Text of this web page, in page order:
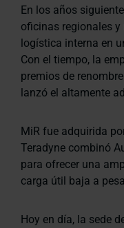
En los años
oficinas regionales
logística interna en
Con el tiempo, la
premios de
lanzó el altamente
MiR fue adquirida
Teradyne combinó
para ofrecer una
carga útil baja a
Hoy en día, la sede